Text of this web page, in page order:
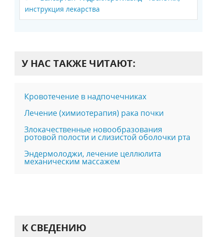
инструкция лекарства
У НАС ТАКЖЕ ЧИТАЮТ:
Кровотечение в надпочечниках
Лечение (химиотерапия) рака почки
Злокачественные новообразования
ротовой полости и слизистой оболочки рта
Эндермолоджи, лечение целлюлита
механическим массажем
К СВЕДЕНИЮ